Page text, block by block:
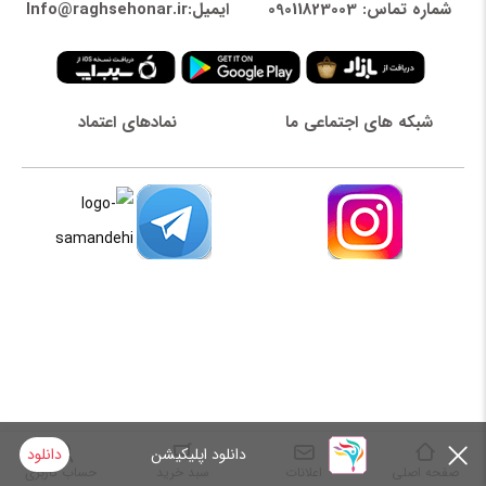
شماره تماس: 09011823003 ایمیل:Info@raghsehonar.ir
شبکه های اجتماعی ما نمادهای اعتماد
دانلود اپلیکیشن دانلود
صفحه اصلی حساب کاربری